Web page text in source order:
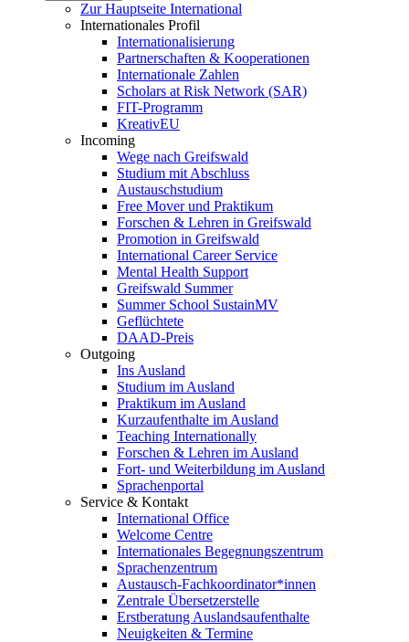
Zur Hauptseite International
Internationales Profil
Internationalisierung
Partnerschaften & Kooperationen
Internationale Zahlen
Scholars at Risk Network (SAR)
FIT-Programm
KreativEU
Incoming
Wege nach Greifswald
Studium mit Abschluss
Austauschstudium
Free Mover und Praktikum
Forschen & Lehren in Greifswald
Promotion in Greifswald
International Career Service
Mental Health Support
Greifswald Summer
Summer School SustainMV
Geflüchtete
DAAD-Preis
Outgoing
Ins Ausland
Studium im Ausland
Praktikum im Ausland
Kurzaufenthalte im Ausland
Teaching Internationally
Forschen & Lehren im Ausland
Fort- und Weiterbildung im Ausland
Sprachenportal
Service & Kontakt
International Office
Welcome Centre
Internationales Begegnungszentrum
Sprachenzentrum
Austausch-Fachkoordinator*innen
Zentrale Übersetzerstelle
Erstberatung Auslandsaufenthalte
Neuigkeiten & Termine